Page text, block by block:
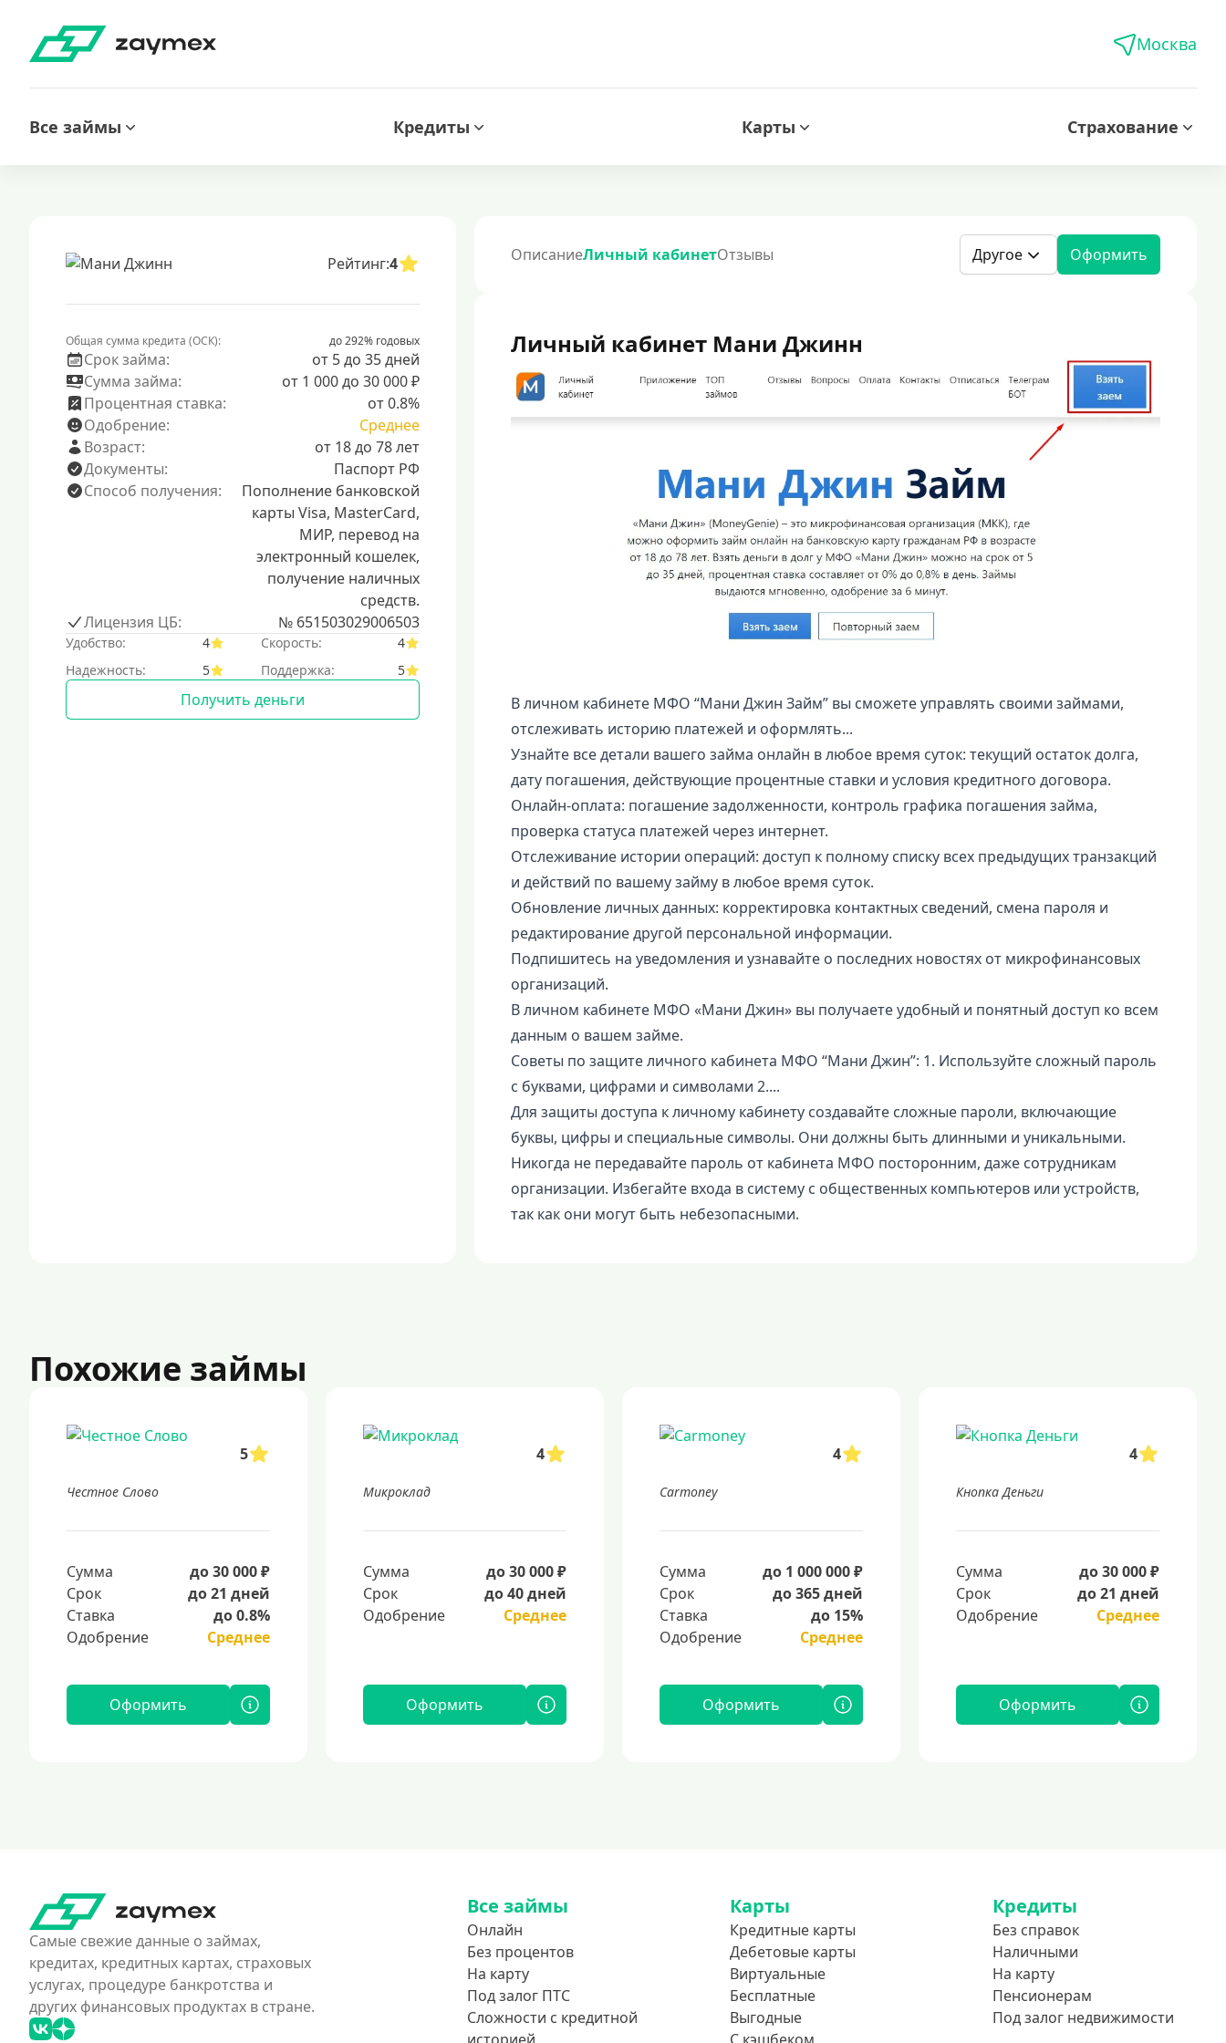
Москва
Все займы Кредиты Карты Страхование
Рейтинг:4
Общая сумма кредита (ОСК): до 292% годовых
Срок займа:
от 5 до 35 дней
Сумма займа:
от 1 000 до 30 000 ₽
Процентная ставка:
от 0.8%
Одобрение:
Среднее
Возраст:
от 18 до 78 лет
Документы:
Паспорт РФ
Способ получения:
Пополнение банковской
карты Visa, MasterCard,
МИР, перевод на
электронный кошелек,
получение наличных
средств.
Лицензия ЦБ:
№ 651503029006503
Удобство: 4 Скорость:
4
Надежность:
5 Поддержка: 5
Получить деньги
ОписаниеЛичный кабинетОтзывы Другое Оформить
Личный кабинет Мани Джинн
В личном кабинете МФО “Мани Джин Займ” вы сможете управлять своими займами,
отслеживать историю платежей и оформлять...
Узнайте все детали вашего займа онлайн в любое время суток: текущий остаток долга,
дату погашения, действующие процентные ставки и условия кредитного договора.
Онлайн-оплата: погашение задолженности, контроль графика погашения займа,
проверка статуса платежей через интернет.
Отслеживание истории операций: доступ к полному списку всех предыдущих транзакций
и действий по вашему займу в любое время суток.
Обновление личных данных: корректировка контактных сведений, смена пароля и
редактирование другой персональной информации.
Подпишитесь на уведомления и узнавайте о последних новостях от микрофинансовых
организаций.
В личном кабинете МФО «Мани Джин» вы получаете удобный и понятный доступ ко всем
данным о вашем займе.
Советы по защите личного кабинета МФО “Мани Джин”: 1. Используйте сложный пароль
с буквами, цифрами и символами 2....
Для защиты доступа к личному кабинету создавайте сложные пароли, включающие
буквы, цифры и специальные символы. Они должны быть длинными и уникальными.
Никогда не передавайте пароль от кабинета МФО посторонним, даже сотрудникам
организации. Избегайте входа в систему с общественных компьютеров или устройств,
так как они могут быть небезопасными.
Похожие займы
5
Честное Слово
Сумма
до 30 000 ₽
Срок
до 21 дней
Ставка
до 0.8%
Одобрение
Среднее
Оформить
4
Микроклад
Сумма
до 30 000 ₽
Срок
до 40 дней
Одобрение
Среднее
Оформить
4
Carmoney
Сумма
до 1 000 000 ₽
Срок
до 365 дней
Ставка
до 15%
Одобрение
Среднее
Оформить
4
Кнопка Деньги
Сумма
до 30 000 ₽
Срок
до 21 дней
Одобрение
Среднее
Оформить
Самые свежие данные о займах,
кредитах, кредитных картах, страховых
услугах, процедуре банкротства и
других финансовых продуктах в стране.
Все займы
Онлайн
Без процентов
На карту
Под залог ПТС
Сложности с кредитной
Карты
Кредитные карты
Дебетовые карты
Виртуальные
Бесплатные
Выгодные
Кредиты
Без справок
Наличными
На карту
Пенсионерам
Под залог недвижимости